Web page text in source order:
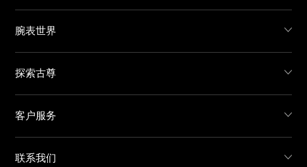
腕表世界
探索古尊
客户服务
联系我们